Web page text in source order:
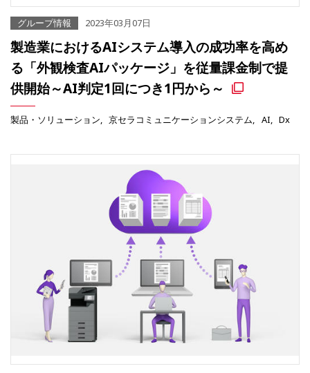
グループ情報 2023年03月07日
製造業におけるAIシステム導入の成功率を高め
る「外観検査AIパッケージ」を従量課金制で提
供開始～AI判定1回につき1円から～
製品・ソリューション 京セラコミュニケーションシステム AI Dx